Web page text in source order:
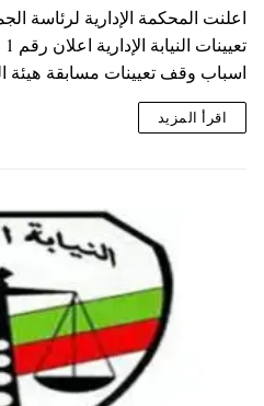
اعلنت المحكمة الإدارية لرئاسة
اسباب وقف تعيينات مسابقة هيئة النيابة
اقرأ المزيد